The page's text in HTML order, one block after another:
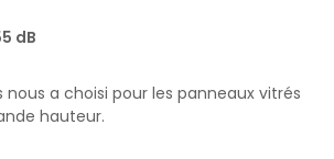
dB
a choisi pour les panneaux vitrés
hauteur.